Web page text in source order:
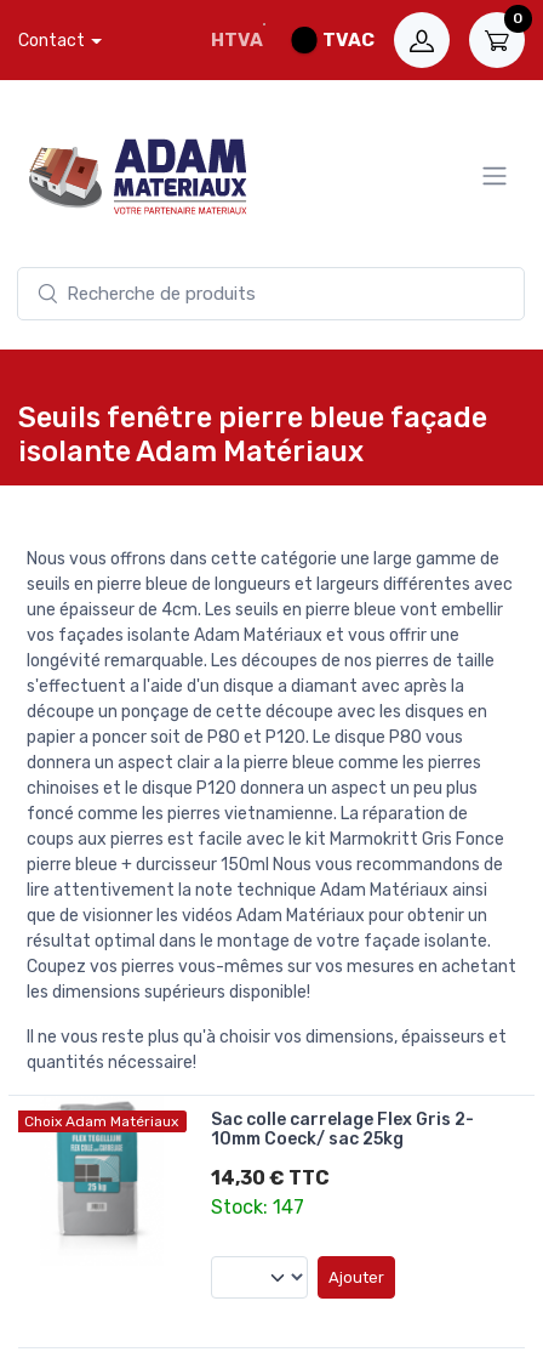
Contact HTVA TVAC
0
Seuils fenêtre pierre bleue façade
isolante Adam Matériaux
Nous vous offrons dans cette catégorie une large gamme de
seuils en pierre bleue de longueurs et largeurs différentes avec
une épaisseur de 4cm. Les seuils en pierre bleue vont embellir
vos façades isolante Adam Matériaux et vous offrir une
longévité remarquable. Les découpes de nos pierres de taille
s'effectuent a l'aide d'un disque a diamant avec après la
découpe un ponçage de cette découpe avec les disques en
papier a poncer soit de P80 et P120. Le disque P80 vous
donnera un aspect clair a la pierre bleue comme les pierres
chinoises et le disque P120 donnera un aspect un peu plus
foncé comme les pierres vietnamienne. La réparation de
coups aux pierres est facile avec le kit Marmokritt Gris Fonce
pierre bleue + durcisseur 150ml Nous vous recommandons de
lire attentivement la note technique Adam Matériaux ainsi
que de visionner les vidéos Adam Matériaux pour obtenir un
résultat optimal dans le montage de votre façade isolante.
Coupez vos pierres vous-mêmes sur vos mesures en achetant
les dimensions supérieurs disponible!
Il ne vous reste plus qu'à choisir vos dimensions, épaisseurs et
quantités nécessaire!
Choix Adam Matériaux
Sac colle carrelage Flex Gris 2-
10mm Coeck/ sac 25kg
14,30 € TTC
Stock: 147
Ajouter